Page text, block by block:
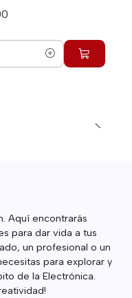
Aquí encontrarás
para dar vida a tus
un profesional o un
para explorar y
de la Electrónica.